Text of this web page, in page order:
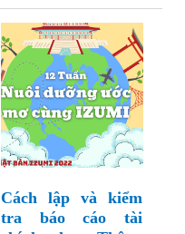
Cách lập và kiểm
tra báo cáo tài